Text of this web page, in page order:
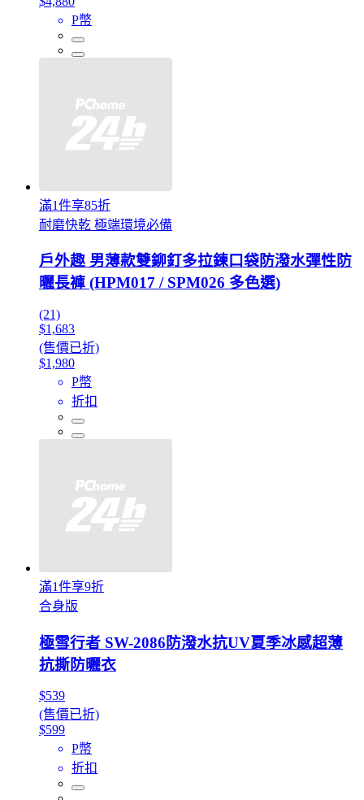
P幣
滿1件享85折
耐磨快乾 極端環境必備
戶外趣 男薄款雙鉚釘多拉鍊口袋防潑水彈性防
曬長褲 (HPM017 / SPM026 多色選)
(21)
$1,683
(售價已折)
$1,980
P幣
折扣
滿1件享9折
合身版
極雪行者 SW-2086防潑水抗UV夏季冰感超薄
抗撕防曬衣
$539
(售價已折)
$599
P幣
折扣